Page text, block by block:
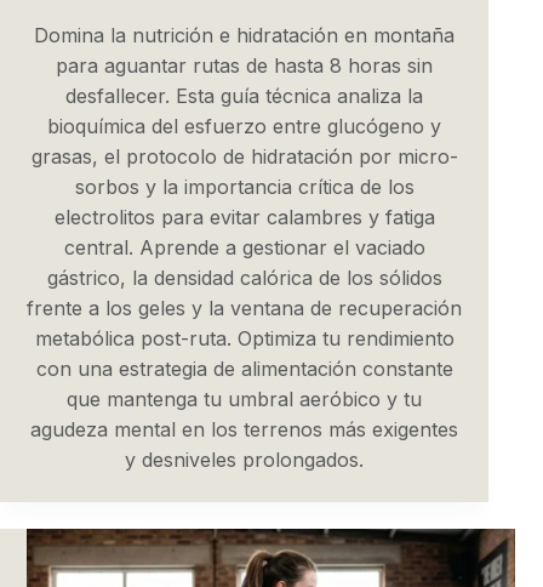
Domina la nutrición e hidratación en montaña
para aguantar rutas de hasta 8 horas sin
desfallecer. Esta guía técnica analiza la
bioquímica del esfuerzo entre glucógeno y
grasas, el protocolo de hidratación por micro-
sorbos y la importancia crítica de los
electrolitos para evitar calambres y fatiga
central. Aprende a gestionar el vaciado
gástrico, la densidad calórica de los sólidos
frente a los geles y la ventana de recuperación
metabólica post-ruta. Optimiza tu rendimiento
con una estrategia de alimentación constante
que mantenga tu umbral aeróbico y tu
agudeza mental en los terrenos más exigentes
y desniveles prolongados.